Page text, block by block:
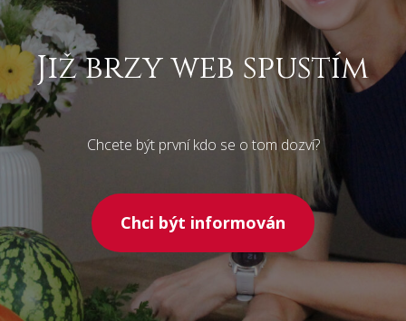
Již brzy web spustím
Chcete být první kdo se o tom dozví?
Chci být informován